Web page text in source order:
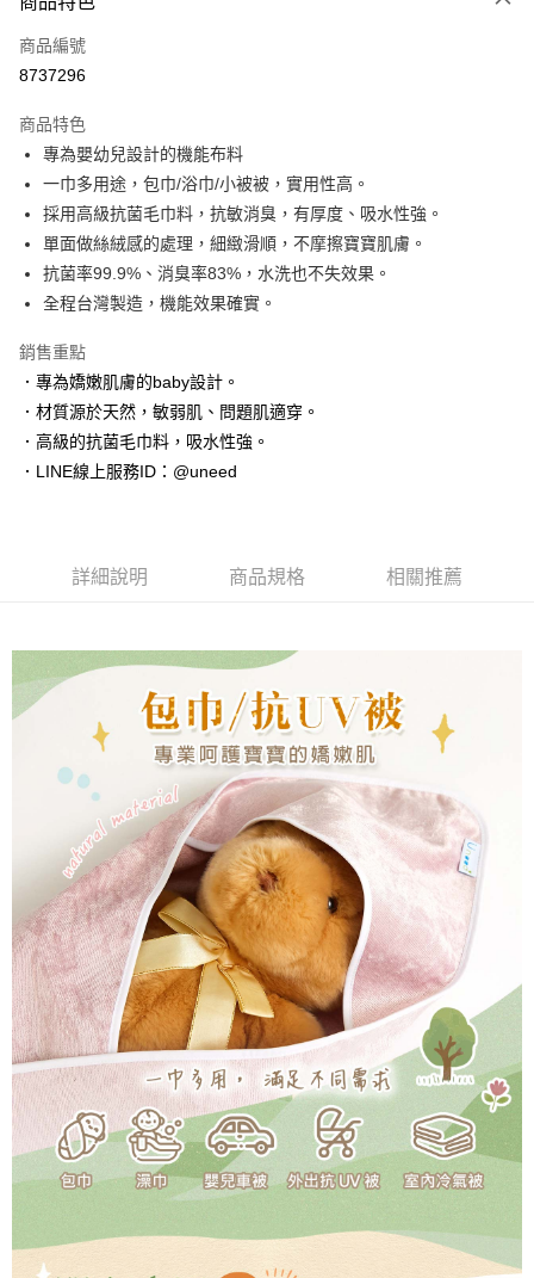
信用卡一次付款
LINE Pay
街口支付
悠遊付
Google Pay
全盈+PAY
相關說明
【關於「AFTEE先享後付」】
AFTEE先享後付是「在收到商品之後才付款」的支付方式。 讓您購物簡單
便利好安心！
１．簡單：不需註冊會員、不需綁卡、不需儲值。
２．便利：只要手機號碼，簡訊認證，即可結帳。
結帳頁面，進行簡訊認證並確認金額後，即可完成結帳。
※ 請注意：結帳手續完成當下不需立刻繳費，但若您需要取消訂單，請聯絡
購買商品的店家。未經商家同意取消之訂單仍視為有效，需透過AFTEE先享
後付繳納相關費用。
※ 交易是否成功請以「AFTEE先享後付 」之結帳頁面顯示為準，若有關於
是否繳費成功／繳費後需取消欲退款等相關疑問，請聯繫「AFTEE先享後付
客戶支援中心」
https://netprotections.freshdesk.com/support/home
１．透過由恩沛科技股份有限公司提供之「AFTEE先享後付」服務完成之交
易，需依本服務之必要範圍內提供個人資料，並將交易相關給付款項請求債
權轉讓予恩沛科技股份有限公司。
２．關於個人資料處理事宜，請瀏覽以下網址：
https://aftee.tw/terms/#terms3
３．未成年的使用者請事先徵得法定代理人或監護人之同意方可使用
「AFTEE先享後付」，若未經同意申辦者引起之損失，本公司不負相關責
任。
４．使用「AFTEE先享後付」時，將依據個別帳號之用戶狀況，依本公司即
時審查核予不同之上限額度；若仍有額度不足之情形，本公司將視審查結果
請求用戶進行身份認證。
５．嚴禁一人註冊多個帳號或使用他人資訊註冊。若發現惡意使用之情形，
恩沛科技股份有限公司將有權停止該用戶之使用額度並採取法律行動。
付款後 萊爾富取貨
付款後 7-11取貨
每筆NT$100，滿NT$2,000(含以上)免運費
每筆NT$100，滿NT$2,000(含以上)免運費
商品編號
8737296
商品特色
專為嬰幼兒設計的機能布料
一巾多用途，包巾/浴巾/小被被，實用性高。
採用高級抗菌毛巾料，抗敏消臭，有厚度、吸水性強。
單面做絲絨感的處理，細緻滑順，不摩擦寶寶肌膚。
抗菌率99.9%、消臭率83%，水洗也不失效果。
全程台灣製造，機能效果確實。
銷售重點
．專為嬌嫩肌膚的baby設計。
．材質源於天然，敏弱肌、問題肌適穿。
．高級的抗菌毛巾料，吸水性強。
．LINE線上服務ID：@uneed
詳細說明 商品規格 相關推薦